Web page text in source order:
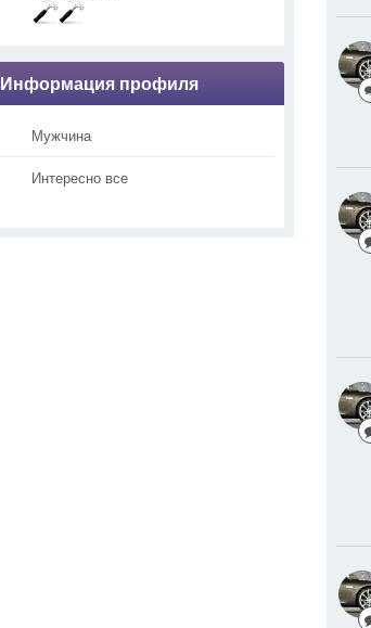
Информация профиля
Мужчина
Интересно все